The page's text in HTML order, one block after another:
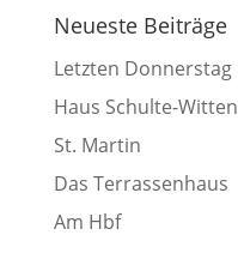
Neueste Beiträge
Letzten Donnerstag
Haus Schulte-Witten
St. Martin
Das Terrassenhaus
Am Hbf